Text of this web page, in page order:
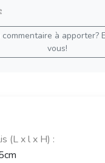
(L x l x H) :
commentaire à apporter?
vous!